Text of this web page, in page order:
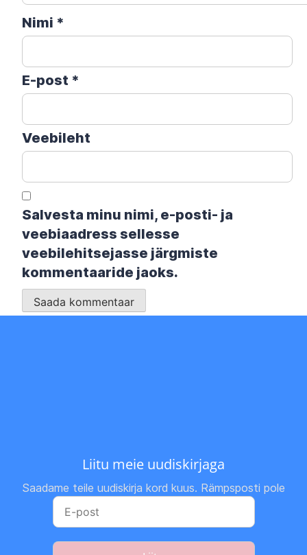
Nimi *
E-post *
Veebileht
Salvesta minu nimi, e-posti- ja
veebiaadress sellesse
veebilehitsejasse järgmiste
kommentaaride jaoks.
Liitu meie uudiskirjaga
Saadame teile uudiskirja kord kuus. Rämpsposti pole